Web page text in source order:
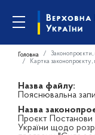
Головна Законопроєкти,
Картка законопроєкту,
Назва файлу:
Пояснювальна
Назва
Проєкт
України щодо